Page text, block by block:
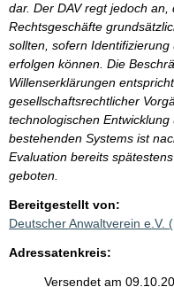
dar. Der DAV regt jedoch
Rechtsgeschäfte
sollten, sofern
erfolgen können. Die
Willenserklärungen
gesellschaftsrechtlicher
technologischen
bestehenden Systems ist
Evaluation bereits
geboten.
Bereitgestellt von:
Deutscher Anwaltverein e.V.
Adressatenkreis:
Versendet am